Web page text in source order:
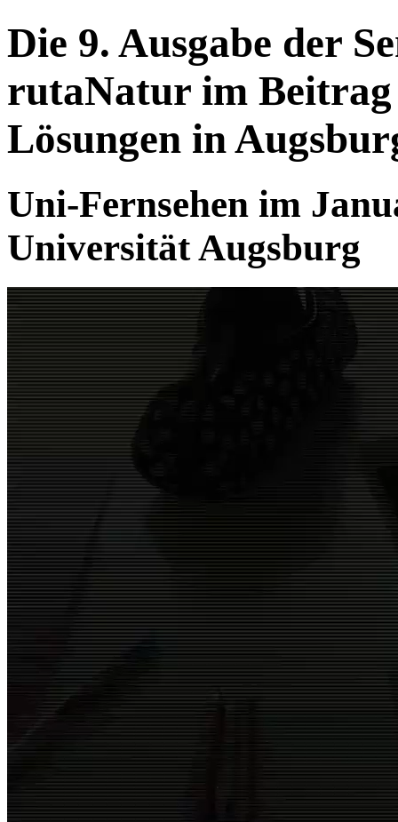
Die 9. Ausgabe der
rutaNatur im
Lösungen in
Uni-Fernsehen im
Universität Augsburg